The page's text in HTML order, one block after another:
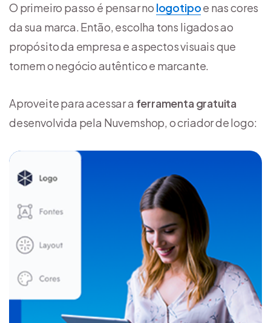
O primeiro passo é pensar no logotipoe nas cores
da sua marca. Então, escolha tons ligados ao
propósito da empresa e aspectos visuais que
tornem o negócio autêntico e marcante.
Aproveite para acessar a ferramenta gratuita
desenvolvida pela Nuvemshop, o criador de logo: